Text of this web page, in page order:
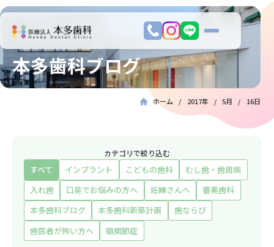
本多歯科ブログ
ホーム 2017年 5月 16日
カテゴリで絞り込む
すべて インプラント こどもの歯科
むし歯・歯周病
入れ歯
口臭でお悩みの方へ 妊婦さんへ
審美歯科
本多歯科ブログ
本多歯科新築計画
歯ならび
歯医者が怖い方へ
顎関節症